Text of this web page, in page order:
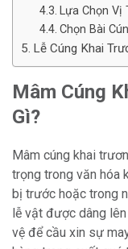
Lựa Chọn Vị
Chọn Bài
Lễ Cúng Khai
Mâm Cúng
Gì?
Mâm cúng khai
trọng trong văn hóa
bị trước hoặc trong
lễ vật được dâng
vệ để cầu xin sự